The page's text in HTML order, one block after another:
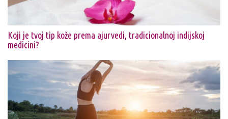
Koji je tvoj tip kože prema ajurvedi, tradicionalnoj indijskoj
medicini?